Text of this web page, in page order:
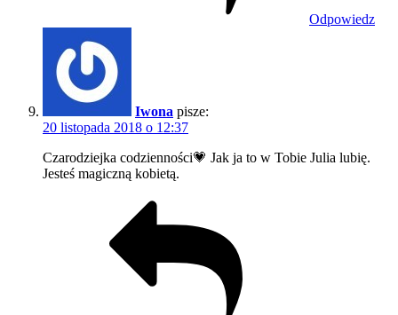
Odpowiedz
Iwona pisze:
20 listopada 2018 o 12:37
Czarodziejka codzienności💗 Jak ja to w Tobie Julia lubię.
Jesteś magiczną kobietą.